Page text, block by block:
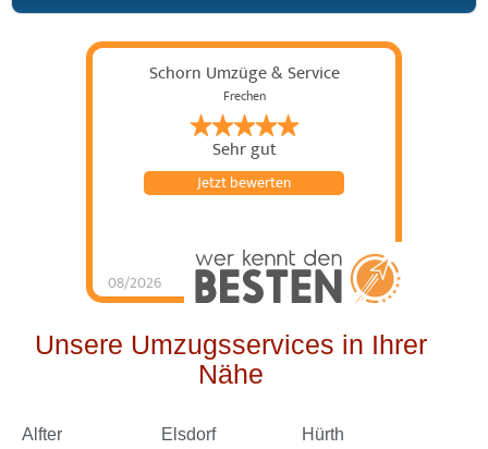
Schorn Umzüge & Service
Frechen
Sehr gut
08/2026
Jetzt bewerten
Schorn Umzüge &
Service hat 4.98von
Umzüge &
ServiceBewertungen
auf
Unsere Umzugsservices in Ihrer
Nähe
Alfter
Elsdorf
Hürth